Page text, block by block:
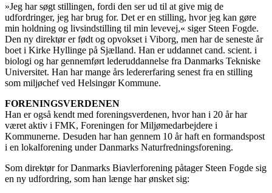
»Jeg har søgt stillingen, fordi den ser ud til at give mig de
udfordringer, jeg har brug for. Det er en stilling, hvor jeg kan gøre
min holdning og livsindstilling til min levevej,« siger Steen Fogde.
Den ny direktør er født og opvokset i Viborg, men har de seneste år
boet i Kirke Hyllinge på Sjælland. Han er uddannet cand. scient. i
biologi og har gennemført lederuddannelse fra Danmarks Tekniske
Universitet. Han har mange års ledererfaring senest fra en stilling
som miljøchef ved Helsingør Kommune.
FORENINGSVERDENEN
Han er også kendt med foreningsverdenen, hvor han i 20 år har
været aktiv i FMK, Foreningen for Miljømedarbejdere i
Kommunerne. Desuden har han gennem 10 år haft en formandspost
i en lokalforening under Danmarks Naturfredningsforening.
Som direktør for Danmarks Biavlerforening påtager Steen Fogde sig
en ny udfordring, som han længe har ønsket sig: